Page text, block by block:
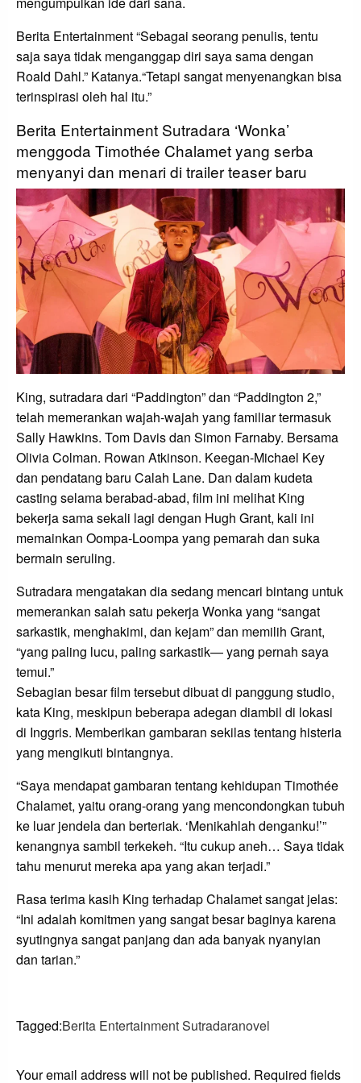
Berita Entertainment “Sebagai seorang penulis, tentu
saja saya tidak menganggap diri saya sama dengan
Roald Dahl.” Katanya.“Tetapi sangat menyenangkan bisa
terinspirasi oleh hal itu.”
Berita Entertainment Sutradara ‘Wonka’
menggoda Timothée Chalamet yang serba
menyanyi dan menari di trailer teaser baru
King, sutradara dari “Paddington” dan “Paddington 2,”
telah memerankan wajah-wajah yang familiar termasuk
Sally Hawkins. Tom Davis dan Simon Farnaby. Bersama
Olivia Colman. Rowan Atkinson. Keegan-Michael Key
dan pendatang baru Calah Lane. Dan dalam kudeta
casting selama berabad-abad, film ini melihat King
bekerja sama sekali lagi dengan Hugh Grant, kali ini
memainkan Oompa-Loompa yang pemarah dan suka
bermain seruling.
Sutradara mengatakan dia sedang mencari bintang untuk
memerankan salah satu pekerja Wonka yang “sangat
sarkastik, menghakimi, dan kejam” dan memilih Grant,
“yang paling lucu, paling sarkastik— yang pernah saya
temui.”
Sebagian besar film tersebut dibuat di panggung studio,
kata King, meskipun beberapa adegan diambil di lokasi
di Inggris. Memberikan gambaran sekilas tentang histeria
yang mengikuti bintangnya.
“Saya mendapat gambaran tentang kehidupan Timothée
Chalamet, yaitu orang-orang yang mencondongkan tubuh
ke luar jendela dan berteriak. ‘Menikahlah denganku!’”
kenangnya sambil terkekeh. “Itu cukup aneh… Saya tidak
tahu menurut mereka apa yang akan terjadi.”
Rasa terima kasih King terhadap Chalamet sangat jelas:
“Ini adalah komitmen yang sangat besar baginya karena
syutingnya sangat panjang dan ada banyak nyanyian
dan tarian.”
Tagged:Berita Entertainment Sutradaranovel
Your email address will not be published. Required fields